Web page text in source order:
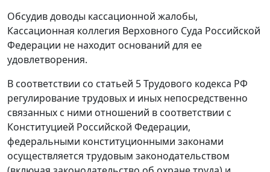
Обсудив доводы кассационной жалобы,
Кассационная коллегия Верховного Суда Российской
Федерации не находит оснований для ее
удовлетворения.
В соответствии со статьей 5Трудового кодекса РФ
регулирование трудовых и иных непосредственно
связанных с ними отношений в соответствии с
Конституцией Российской Федерации,
федеральными конституционными законами
осуществляется трудовым законодательством